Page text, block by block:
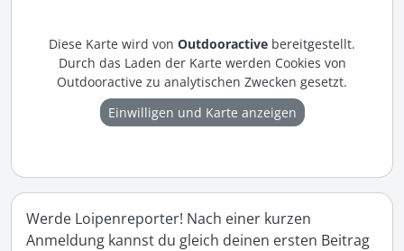
Diese Karte wird von Outdooractive bereitgestellt.
Durch das Laden der Karte werden Cookies von
Outdooractive zu analytischen Zwecken gesetzt.
Einwilligen und Karte anzeigen
Werde Loipenreporter! Nach einer kurzen
Anmeldung kannst du gleich deinen ersten Beitrag